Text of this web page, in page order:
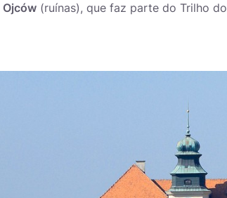
Ojców (ruínas), que faz parte do Trilho do